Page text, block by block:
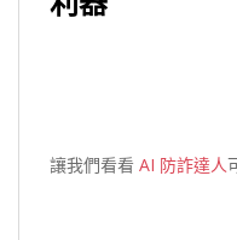
讓我們看看 AI 防詐達人